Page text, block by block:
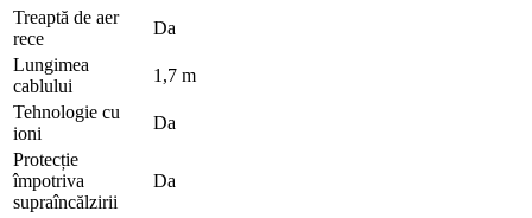
Treaptă de aer
rece
Da
Lungimea
cablului
1,7 m
Tehnologie cu
ioni
Da
Protecție
împotriva
supraîncălzirii
Da